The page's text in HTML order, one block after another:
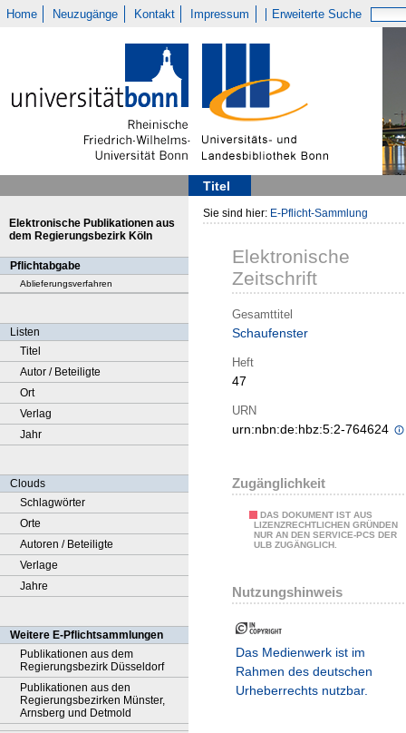
Home Neuzugänge Kontakt Impressum Erweiterte Suche
Titel
Elektronische Publikationen aus
dem Regierungsbezirk Köln
Pflichtabgabe
Ablieferungsverfahren
Listen
Titel
Autor / Beteiligte
Ort
Verlag
Jahr
Clouds
Schlagwörter
Orte
Autoren / Beteiligte
Verlage
Jahre
Weitere E-Pflichtsammlungen
Publikationen aus dem
Regierungsbezirk Düsseldorf
Publikationen aus den
Regierungsbezirken Münster,
Arnsberg und Detmold
Sie sind hier: E-Pflicht-Sammlung
Elektronische
Zeitschrift
Gesamttitel
Schaufenster
Heft
47
URN
urn:nbn:de:hbz:5:2-764624
Zugänglichkeit
DAS DOKUMENT IST AUS
LIZENZRECHTLICHEN GRÜNDEN
NUR AN DEN SERVICE-PCS DER
ULB ZUGÄNGLICH.
Nutzungshinweis
Das Medienwerk ist im
Rahmen des deutschen
Urheberrechts nutzbar.